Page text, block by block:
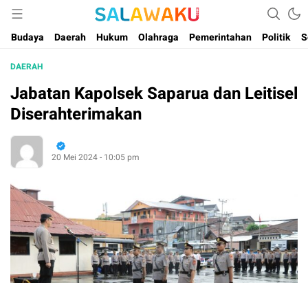
Salawaku Maluku
Salam dan Warta Anak Maluku
Budaya
Daerah Hukum Olahraga Pemerintahan Politik
DAERAH
Jabatan Kapolsek Saparua dan Leitisel
Diserahterimakan
20 Mei 2024 - 10:05 pm